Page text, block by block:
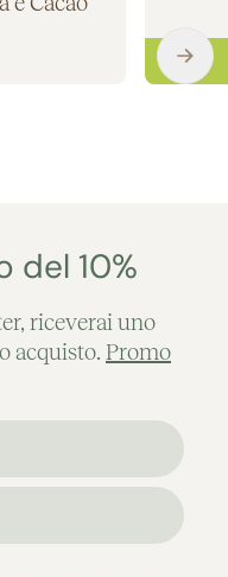
del 10%
riceverai uno
acquisto. Promo